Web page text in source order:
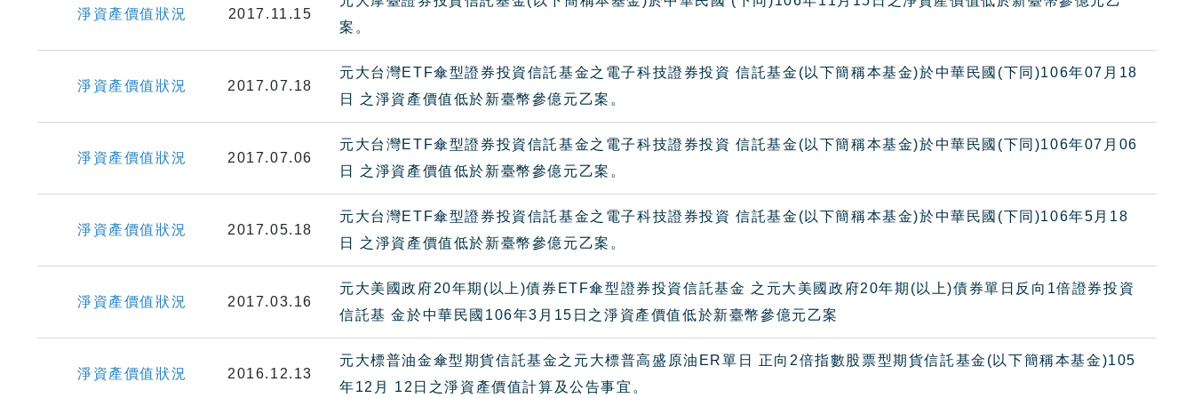
淨資產價值狀況 2017.11.15
案。
淨資產價值狀況 2017.07.18
元大台灣ETF傘型證券投資信託基金之電子科技證券投資 信託基金(以下簡稱本基金)於中華民國(下同)106年07月18
日 之淨資產價值低於新臺幣參億元乙案。
淨資產價值狀況 2017.07.06
元大台灣ETF傘型證券投資信託基金之電子科技證券投資 信託基金(以下簡稱本基金)於中華民國(下同)106年07月06
日 之淨資產價值低於新臺幣參億元乙案。
淨資產價值狀況 2017.05.18
元大台灣ETF傘型證券投資信託基金之電子科技證券投資 信託基金(以下簡稱本基金)於中華民國(下同)106年5月18
日 之淨資產價值低於新臺幣參億元乙案。
淨資產價值狀況 2017.03.16
元大美國政府20年期(以上)債券ETF傘型證券投資信託基金 之元大美國政府20年期(以上)債券單日反向1倍證券投資
信託基 金於中華民國106年3月15日之淨資產價值低於新臺幣參億元乙案
淨資產價值狀況 2016.12.13
元大標普油金傘型期貨信託基金之元大標普高盛原油ER單日 正向2倍指數股票型期貨信託基金(以下簡稱本基金)105
年12月 12日之淨資產價值計算及公告事宜。